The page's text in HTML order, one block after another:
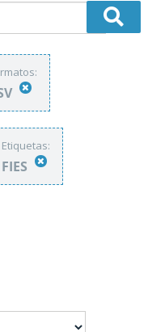
Etiquetas:
FIES